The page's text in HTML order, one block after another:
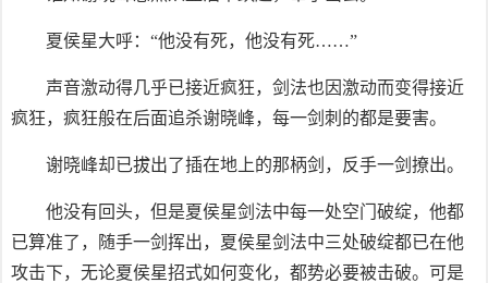
夏侯星大呼：“他没有死，他没有死……”
声音激动得几乎已接近疯狂，剑法也因激动而变得接近
疯狂，疯狂般在后面追杀谢晓峰，每一剑刺的都是要害。
谢晓峰却已拔出了插在地上的那柄剑，反手一剑撩出。
他没有回头，但是夏侯星剑法中每一处空门破绽，他都
已算准了，随手一剑挥出，夏侯星剑法中三处破绽都已在他
攻击下，无论夏侯星招式如何变化，都势必要被击破。可是